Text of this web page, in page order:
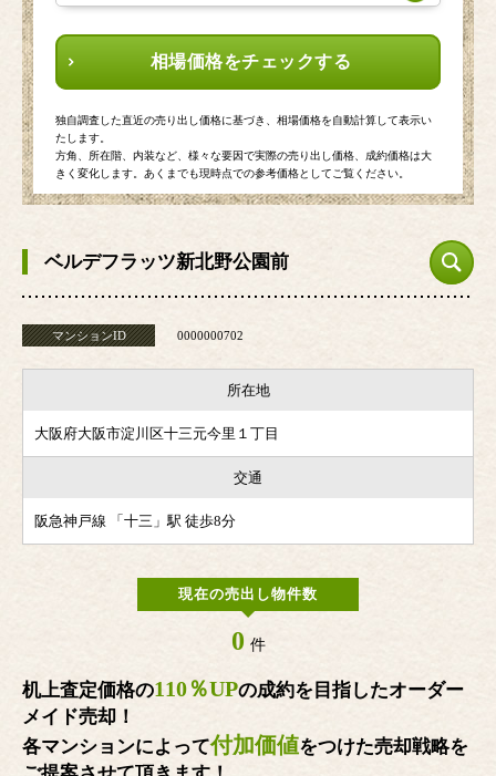
相場価格をチェックする
独自調査した直近の売り出し価格に基づき、相場価格を自動計算して表示い
たします。
方角、所在階、内装など、様々な要因で実際の売り出し価格、成約価格は大
きく変化します。あくまでも現時点での参考価格としてご覧ください。
ベルデフラッツ新北野公園前
マンションID 0000000702
所在地
大阪府大阪市淀川区十三元今里１丁目
交通
阪急神戸線 「十三」駅 徒歩8分
現在の売出し物件数
0 件
机上査定価格の110％UPの成約を目指したオーダー
メイド売却！
各マンションによって付加価値をつけた売却戦略を